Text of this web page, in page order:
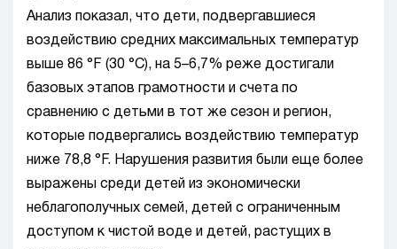
Анализ показал, что дети, подвергавшиеся
воздействию средних максимальных температур
выше 86 °F (30 °C), на 5–6,7% реже достигали
базовых этапов грамотности и счета по
сравнению с детьми в тот же сезон и регион,
которые подвергались воздействию температур
ниже 78,8 °F. Нарушения развития были еще более
выражены среди детей из экономически
неблагополучных семей, детей с ограниченным
доступом к чистой воде и детей, растущих в